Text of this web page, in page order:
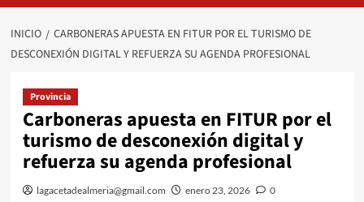
INICIO
CARBONERAS APUESTA EN FITUR POR EL TURISMO DE
DESCONEXIÓN DIGITAL Y REFUERZA SU AGENDA PROFESIONAL
Provincia
Carboneras apuesta en FITUR por el
turismo de desconexión digital y
refuerza su agenda profesional
lagacetadealmeria@gmail.com enero 23, 2026 0